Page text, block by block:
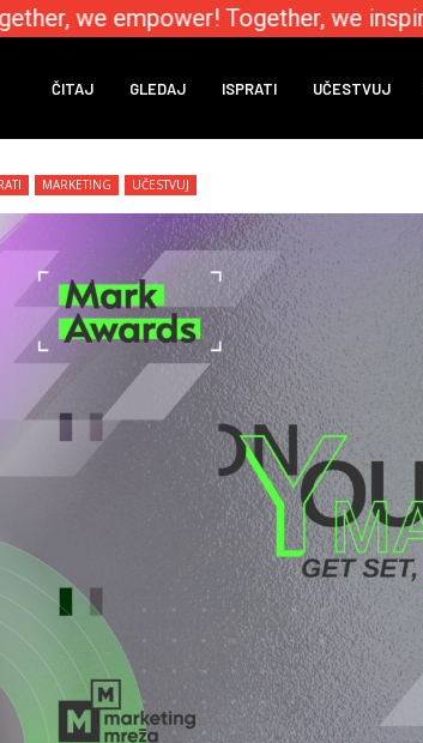
we empower! Together, we
ČITAJ GLEDAJ ISPRATI UČESTVUJ
MARKETING UČESTVUJ